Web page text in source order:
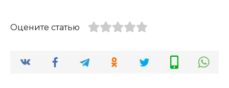
Оцените статью